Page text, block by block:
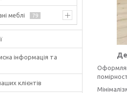
меблі 79
інформація та
клієнтів